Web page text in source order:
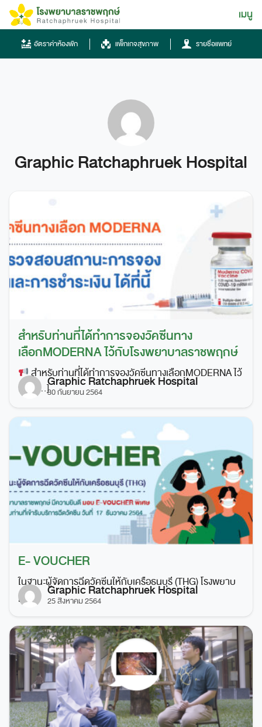
Skip
content
เมนู
ฮอทไลน์
043-333555
ไทย
ไทย
English
อัตราค่าห้องพัก แพ็กเกจสุขภาพ รายชื่อแพทย์
Graphic Ratchaphruek Hospital
สำหรับท่านที่ได้ทำการจองวัคซีนทาง
เลือกMODERNA ไว้กับโรงพยาบาลราชพฤกษ์
สำหรับท่านที่ได้ทำการจองวัคซีนทางเลือกMODERNA ไว้
กับโ […]Graphic Ratchaphruek Hospital
30 กันยายน 2564
E- VOUCHER
ในฐานะผู้จัดการฉีดวัคซีนให้กับเครือธนบุรี (THG) โรงพยาบ
[…]
Graphic Ratchaphruek Hospital
25 สิงหาคม 2564